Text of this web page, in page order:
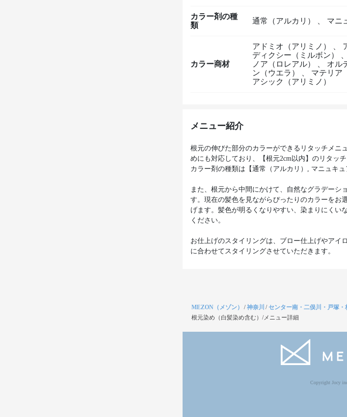
カラー剤の種
類
通常（アルカリ） マニ
カラー商材
アドミオ（アリミノ）
ディクシー（ミルボン）
ノア（ロレアル）
オル
ン（ウエラ）
マテリア
アシック（アリミノ）
メニュー紹介
根元の伸びた部分のカラーができるリタッチメニ
めにも対応しており、【根元2cm以内】のリタッチ
カラー剤の種類は【通常（アルカリ）, マニュキ
また、根元から中間にかけて、自然なグラデーシ
す。現在の髪色を見ながらぴったりのカラーをお
げます。髪色が明るくなりやすい、染まりにくい
ください。
お仕上げのスタイリングは、ブロー仕上げやアイ
に合わせてスタイリングさせていただきます。
MEZON（メゾン） /神奈川 /センター南・二俣川・戸塚・
根元染め（白髪染め含む）/メニュー詳細
Copyright Jocy